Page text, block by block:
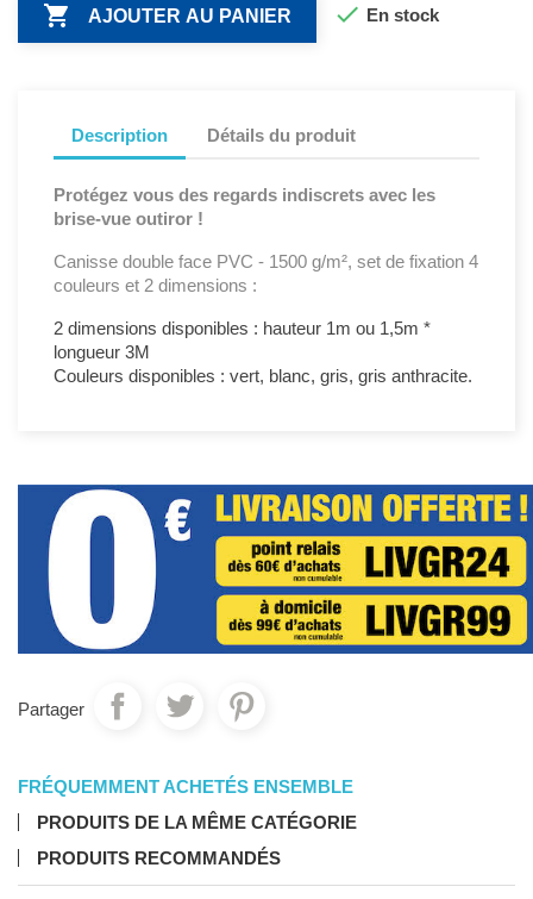
 AJOUTER AU PANIER  En stock
Description Détails du produit
Protégez vous des regards indiscrets avec les
brise-vue outiror !
Canisse double face PVC - 1500 g/m², set de fixation 4
couleurs et 2 dimensions :
2 dimensions disponibles : hauteur 1m ou 1,5m *
longueur 3M
Couleurs disponibles : vert, blanc, gris, gris anthracite.
Partager
FRÉQUEMMENT ACHETÉS ENSEMBLE
PRODUITS DE LA MÊME CATÉGORIE
PRODUITS RECOMMANDÉS